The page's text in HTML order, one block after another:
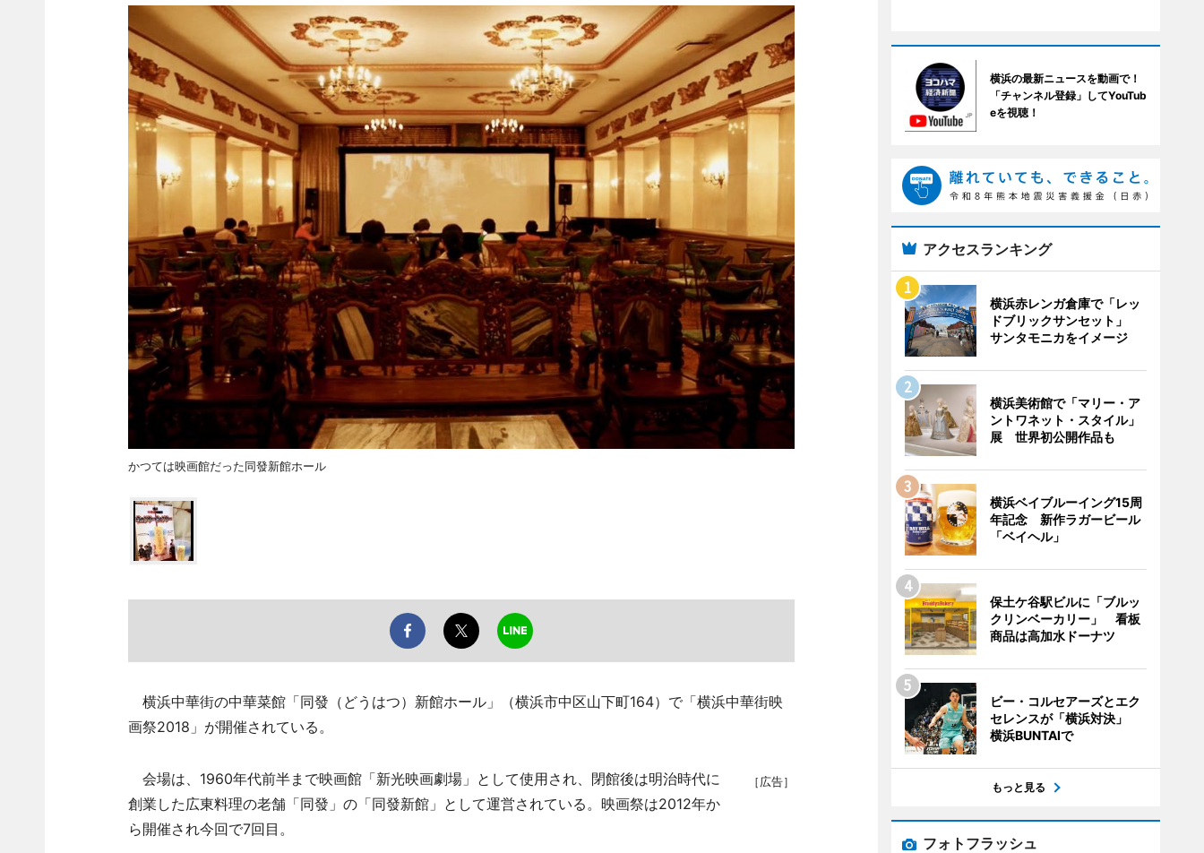
かつては映画館だった同發新館ホール
横浜中華街の中華菜館「同發（どうはつ）新館ホール」（横浜市中区山下町164）で「横浜中華街映
画祭2018」が開催されている。
［広告］
会場は、1960年代前半まで映画館「新光映画劇場」として使用され、閉館後は明治時代に
創業した広東料理の老舗「同發」の「同發新館」として運営されている。映画祭は2012年か
ら開催され今回で7回目。
横浜の最新ニュースを動画で！
「チャンネル登録」してYouTub
eを視聴！
アクセスランキング
横浜赤レンガ倉庫で「レッ
ドブリックサンセット」
サンタモニカをイメージ
横浜美術館で「マリー・ア
ントワネット・スタイル」
展 世界初公開作品も
横浜ベイブルーイング15周
年記念 新作ラガービール
「ベイヘル」
保土ケ谷駅ビルに「ブルッ
クリンベーカリー」 看板
商品は高加水ドーナツ
ビー・コルセアーズとエク
セレンスが「横浜対決」
横浜BUNTAIで
もっと見る
フォトフラッシュ